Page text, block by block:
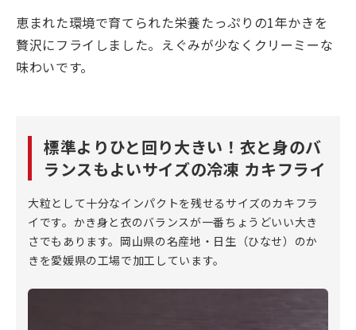
恵まれた環境で育てられた栄養たっぷりの1年かきを
贅沢にフライしました。えぐみが少なくクリーミーな
味わいです。
標準よりひと回り大きい！衣と身のバ
ランスもよいサイズの冷凍 カキフライ
大粒として十分なインパクトを残せるサイズのカキフラ
イです。かき身と衣のバランスが一番ちょうどいい大き
さでもあります。岡山県の名産地・日生（ひなせ）のか
きを愛媛県の工場で加工しています。